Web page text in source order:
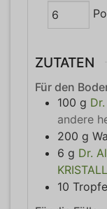
ZUTATEN
Für den
100 g
andere
200 g
6 g Dr.
10